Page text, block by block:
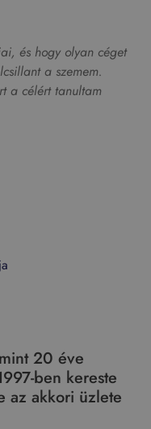
és hogy olyan céget
a szemem.
a célért tanultam
20 éve
ben kereste
az akkori üzlete